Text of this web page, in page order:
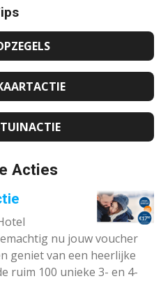
Acties
nu jouw voucher
geniet van een heerlijke
ruim 100 unieke 3- en 4-